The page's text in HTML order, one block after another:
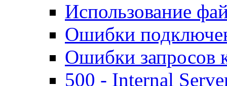
Использование
Ошибки
Ошибки запросов
500 - Internal